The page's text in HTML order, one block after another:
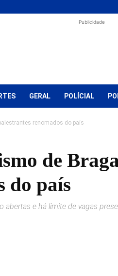
Publicidade
GERAL POLÍCIAL
renomados do país
de
do país
e há limite de vagas